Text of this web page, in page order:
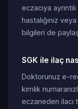
eczacıya
hastalığınız
bilgileri de
SGK ile ilaç
Doktorunuz e-
kimlik
eczaneden ilacı